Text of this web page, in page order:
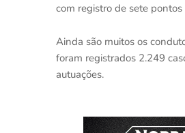
com registro de sete
Ainda são muitos os
foram registrados 2.249
autuações.